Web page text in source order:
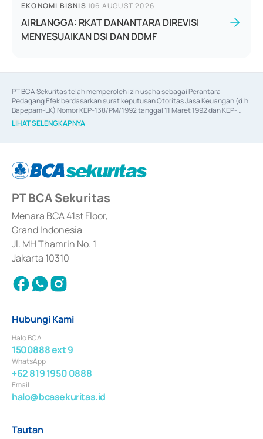
EKONOMI BISNIS |06 AUGUST 2026
AIRLANGGA: RKAT DANANTARA DIREVISI
MENYESUAIKAN DSI DAN DDMF
PT BCA Sekuritas telah memperoleh izin usaha sebagai Perantara
Pedagang Efek berdasarkan surat keputusan Otoritas Jasa Keuangan (d.h
Bapepam-LK) Nomor KEP-138/PM/1992 tanggal 11 Maret 1992 dan KEP-
06/D.04/2014 tanggal 28 Februari 2014, izin usaha sebagai Penjamin Emisi
Efek berdasarkan surat keputusan Otoritas Jasa Keuangan Nomor KEP-
berdasarkan surat keputusan Otoritas Jasa Keuangan Nomor S-
67/PM.21/2017 tanggal 3 Februari 2017, dan beberapa izin usaha lainnya
Sertifikat Deposito di Pasar Uang yang izinnya diterbitkan pada tahun 2017
dan izin usaha lainnya dari Bank Indonesia sebagai Lembaga Pendukung
Penerbitan, Transaksi, serta Penatausahaan dan Penyelesaian Transaksi
Surat Berharga Komersial yang izinnya diterbitkan pada tahun 2018.
LIHAT SELENGKAPNYA
PT BCA Sekuritas
Menara BCA 41st Floor,
Grand Indonesia
Jl. MH Thamrin No. 1
Jakarta 10310
Hubungi Kami
Halo BCA
1500888 ext 9
WhatsApp
+62 819 1950 0888
Email
halo@bcasekuritas.id
Tautan